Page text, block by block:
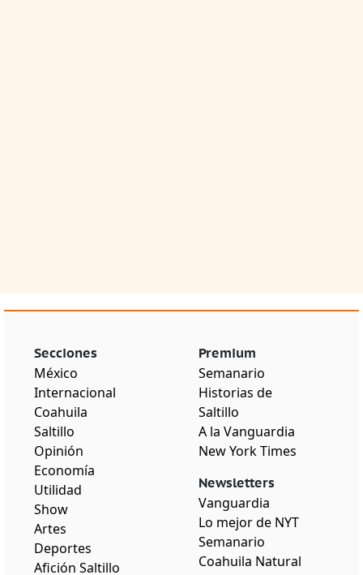
Secciones
México
Internacional
Coahuila
Saltillo
Opinión
Economía
Utilidad
Show
Artes
Deportes
Afición Saltillo
Premium
Semanario
Historias de
Saltillo
A la Vanguardia
New York Times
Newsletters
Vanguardia
Lo mejor de NYT
Semanario
Coahuila Natural